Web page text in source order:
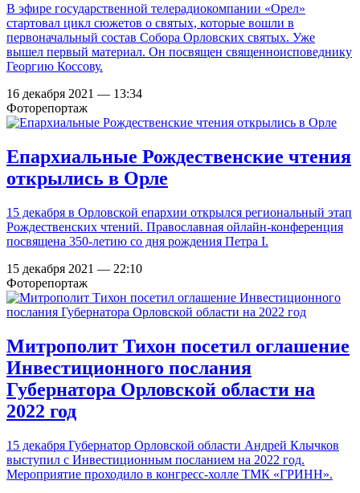
В эфире государственной телерадиокомпании «Орел»
стартовал цикл сюжетов о святых, которые вошли в
первоначальный состав Собора Орловских святых. Уже
вышел первый материал. Он посвящен священноисповеднику
Георгию Коссову.
16 декабря 2021 — 13:34
Фоторепортаж
Епархиальные Рождественские чтения
открылись в Орле
15 декабря в Орловской епархии открылся региональный этап
Рождественских чтений. Православная ойлайн-конференция
посвящена 350-летию со дня рождения Петра I.
15 декабря 2021 — 22:10
Фоторепортаж
Митрополит Тихон посетил оглашение
Инвестиционного послания
Губернатора Орловской области на
2022 год
15 декабря Губернатор Орловской области Андрей Клычков
выступил с Инвестиционным посланием на 2022 год.
Мероприятие проходило в конгресс-холле ТМК «ГРИНН».